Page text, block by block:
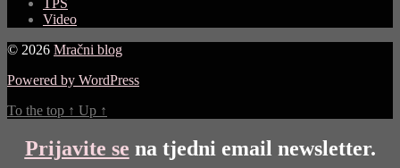
TPS
Video
© 2026 Mračni blog
Powered by WordPress
To the top ↑ Up ↑
Prijavite se na tjedni email newsletter.